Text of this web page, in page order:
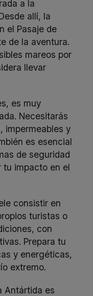
a la
allí, la
el Pasaje de
de la aventura.
mareos por
llevar
es muy
Necesitarás
impermeables y
es esencial
de seguridad
tu impacto en el
consistir en
turistas o
con
Prepara tu
y energéticas,
extremo.
Antártida es